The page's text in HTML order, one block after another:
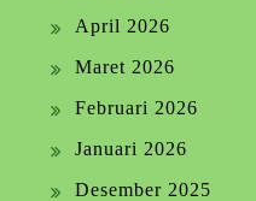
April 2026
Maret 2026
Februari 2026
Januari 2026
Desember 2025